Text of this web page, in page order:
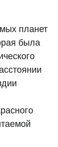
планет
была